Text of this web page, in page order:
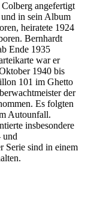
angefertigt
in sein Album
heiratete 1924
Bernhardt
Ende 1935
war er
1940 bis
101 im Ghetto
der
Es folgten
Autounfall.
insbesondere
und
Serie sind in einem